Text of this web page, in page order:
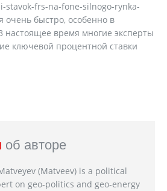
stavok-frs-na-fone-silnogo-rynka-
очень быстро, особенно в
настоящее время многие эксперты
ключевой процентной ставки
об авторе
(Matveev) is a political
on geo-politics and geo-energy